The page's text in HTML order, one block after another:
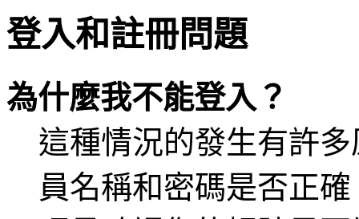
登入和註冊問題
為什麼我不能登入？
這種情況的發生有許
員名稱和密碼是否正